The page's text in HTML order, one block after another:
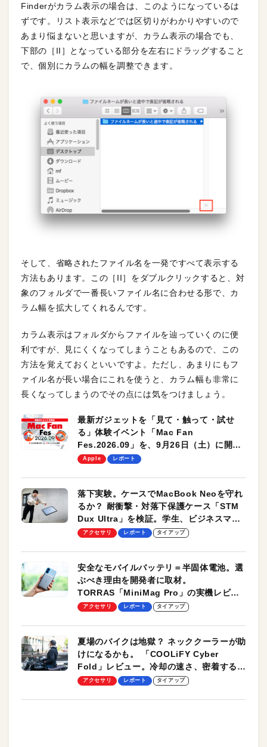
Finderがカラム表示の場合は、このようになっているは
ずです。リスト表示などでは区切りがわかりやすいので
あまり悩まないと思いますが、カラム表示の場合でも、
下部の［II］となっている部分を左右にドラッグすること
で、個別にカラムの幅を調整できます。
そして、省略されたファイル名を一発ですべて表示する
方法もあります。この［II］をダブルクリックすると、対
象のフォルダで一番長いファイル名に合わせる形で、カ
ラム幅を拡大してくれるんです。
カラム表示はフォルダからファイルを辿っていくのに便
利ですが、見にくくなってしまうこともあるので、この
方法を覚えておくといいですよ。ただし、あまりにもフ
ァイル名が長い場合にこれを使うと、カラム幅も非常に
長くなってしまうのでその点には気をつけましょう。
最新ガジェットを「見て・触って・試せ
る」体験イベント「Mac Fan
Fes.2026.09」を、9月26日（土）に開催
します！
Apple レポート
落下実験。ケースでMacBook Neoを守れ
るか？ 耐衝撃・対落下保護ケース「STM
Dux Ultra」を検証。学生、ビジネスマン
のモバイルユースに最適！
アクセサリ レポート タイアップ
安全なモバイルバッテリ＝半固体電池。選
ぶべき理由を開発者に取材。
TORRAS「MiniMag Pro」の実機レビュ
ーも
アクセサリ レポート タイアップ
夏場のバイクは地獄？ ネッククーラーが助
けになるかも。 「COOLiFY Cyber
Fold」レビュー。冷却の速さ、密着する冷
却プレート、シンプルな操作性がグッド！
アクセサリ レポート タイアップ